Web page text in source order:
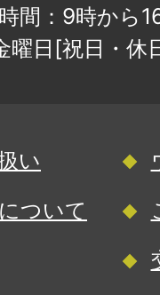
間：9時から
曜日[祝日・
い
ついて